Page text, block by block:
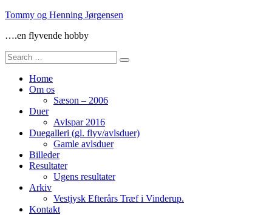
Skip
content
Tommy og Henning Jørgensen
….en flyvende hobby
Search
for:
Home
Om os
Sæson – 2006
Duer
Avlspar 2016
Duegalleri (gl. flyv/avlsduer)
Gamle avlsduer
Billeder
Resultater
Ugens resultater
Arkiv
Vestjysk Efterårs Træf i Vinderup.
Kontakt